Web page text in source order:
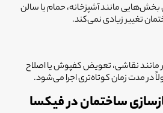
بخش‌هایی مانند آشپزخانه، حمام یا سالن
تغییر زیادی نمی‌کند.
مانند نقاشی، تعویض کفپوش یا اصلاح
در مدت زمان کوتاه‌تری اجرا می‌شود.
ساختمان در فیکسا